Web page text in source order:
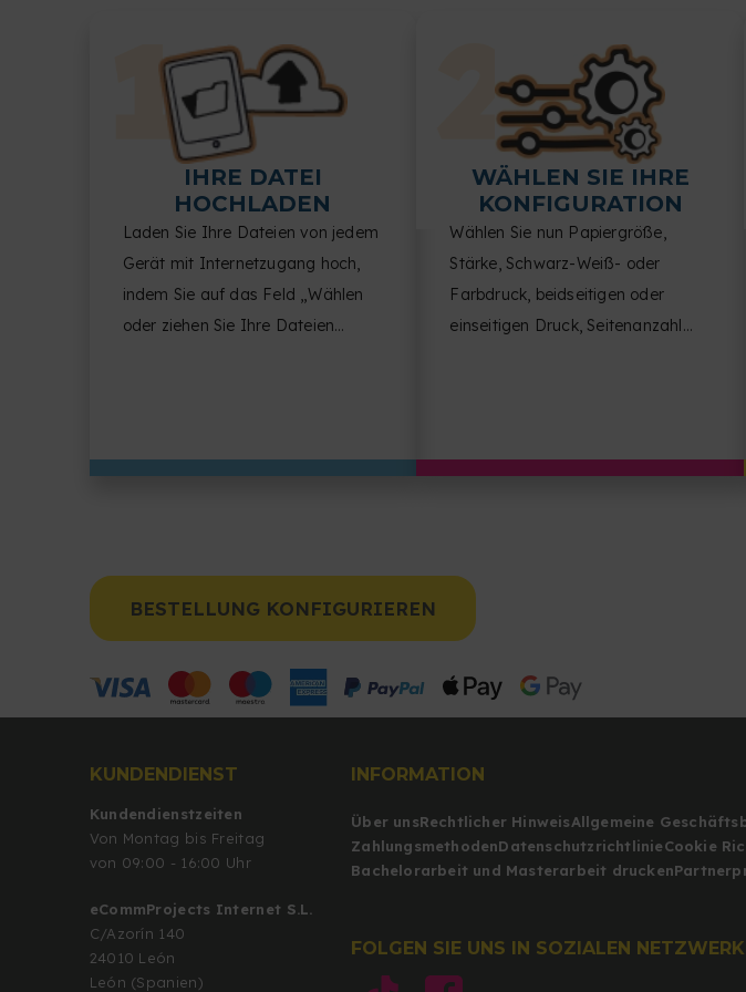
IHRE DATEI
HOCHLADEN
Laden Sie Ihre Dateien von jedem
Gerät mit Internetzugang hoch,
indem Sie auf das Feld „Wählen
oder ziehen Sie Ihre Dateien
WÄHLEN SIE IHRE
KONFIGURATION
Wählen Sie nun Papiergröße,
Stärke, Schwarz-Weiß- oder
Farbdruck, beidseitigen oder
einseitigen Druck, Seitenanzahl
BESTELLUNG KONFIGURIEREN
KUNDENDIENST
Kundendienstzeiten
Von Montag bis Freitag
von 09:00 - 16:00 Uhr
eCommProjects Internet S.L.
C/Azorín 140
24010 León
León (Spanien)
INFORMATION
Über unsRechtlicher HinweisAllgemeine
ZahlungsmethodenDatenschutzrichtlinieCookie
Bachelorarbeit und Masterarbeit drucken
FOLGEN SIE UNS IN SOZIALEN